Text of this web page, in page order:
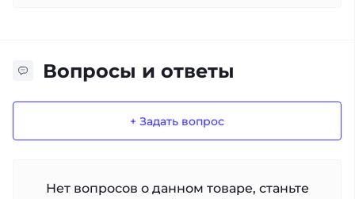
Вопросы и ответы
+ Задать вопрос
Нет вопросов о данном товаре, станьте